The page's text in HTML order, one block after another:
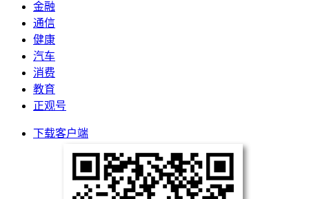
金融
通信
健康
汽车
消费
教育
正观号
下载客户端